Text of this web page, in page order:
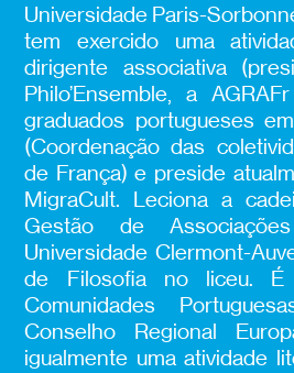
Universidade Paris-
tem exercido uma
dirigente associativa
Philo’Ensemble, a
graduados portugueses
(Coordenação das
de França) e preside
MigraCult. Leciona a
Gestão de
Universidade Clermont-
de Filosofia no liceu. É
Comunidades
Conselho Regional
igualmente uma atividade